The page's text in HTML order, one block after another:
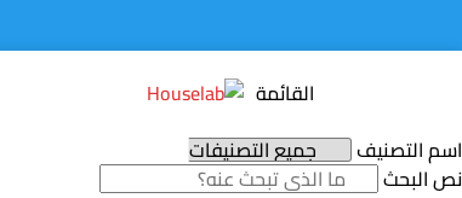
القائمة
اسم التصنيف
نص البحث